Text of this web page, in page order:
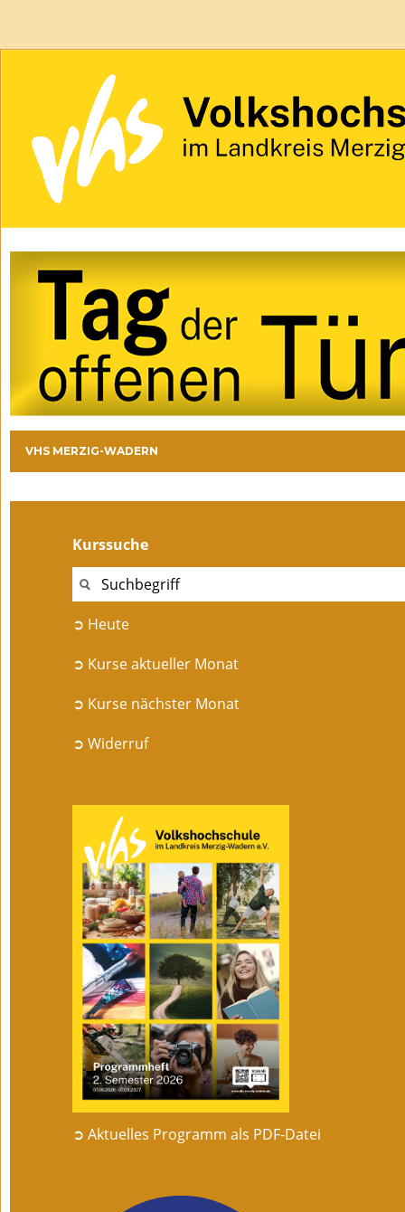
VHS MERZIG-WADERN
Kurssuche
➲ Heute
➲ Kurse aktueller Monat
➲ Kurse nächster Monat
➲ Widerruf
➲ Aktuelles Programm als PDF-Datei